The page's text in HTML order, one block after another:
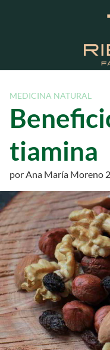
n
i
d
o
MEDICINA NATURAL
tiamina
porAna María Moreno